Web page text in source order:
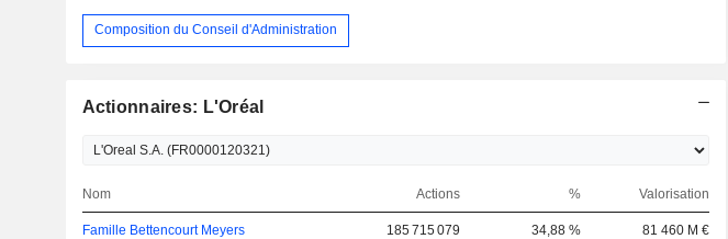
Composition du Conseil d'Administration
Actionnaires: L'Oréal
Nom Actions % Valorisation
Famille Bettencourt Meyers 185 715 079 34,88 % 81 460 M €